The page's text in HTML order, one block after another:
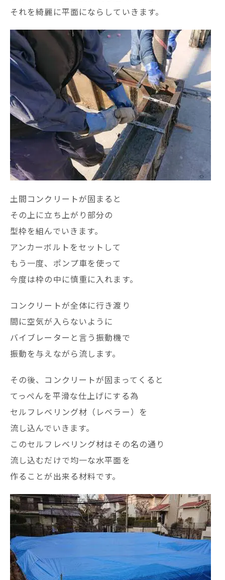
それを綺麗に平面にならしていきます。
土間コンクリートが固まると
その上に立ち上がり部分の
型枠を組んでいきます。
アンカーボルトをセットして
もう一度、ポンプ車を使って
今度は枠の中に慎重に入れます。
コンクリートが全体に行き渡り
間に空気が入らないように
バイブレーターと言う振動機で
振動を与えながら流します。
その後、コンクリートが固まってくると
てっぺんを平滑な仕上げにする為
セルフレベリング材（レベラー）を
流し込んでいきます。
このセルフレベリング材はその名の通り
流し込むだけで均一な水平面を
作ることが出来る材料です。